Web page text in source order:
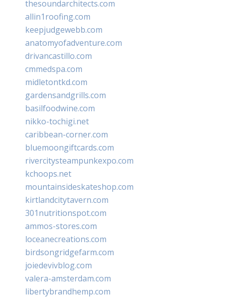
thesoundarchitects.com
allin1roofing.com
keepjudgewebb.com
anatomyofadventure.com
drivancastillo.com
cmmedspa.com
midletontkd.com
gardensandgrills.com
basilfoodwine.com
nikko-tochigi.net
caribbean-corner.com
bluemoongiftcards.com
rivercitysteampunkexpo.com
kchoops.net
mountainsideskateshop.com
kirtlandcitytavern.com
301nutritionspot.com
ammos-stores.com
loceanecreations.com
birdsongridgefarm.com
joiedevivblog.com
valera-amsterdam.com
libertybrandhemp.com